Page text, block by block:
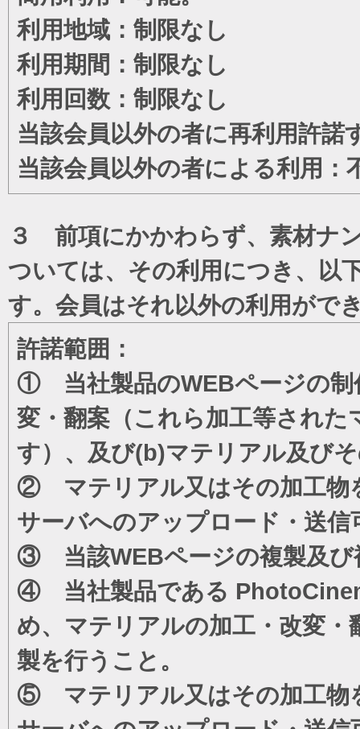
利用地域：制限なし
利用期間：制限なし
利用回数：制限なし
当該会員以外の者に再利用許諾
当該会員以外の者による利用：
３ 前項にかかわらず、素材ナ
ついては、その利用につき、以
す。会員はそれ以外の利用がで
許諾範囲：
① 当社製品のWEBページの制
変・翻案（これら加工等され
す）、及び(b)マテリアル及び
② マテリアル又はその加工物
サーバへのアップロード・送信
③ 当該WEBページの複製及び
④ 当社製品である
め、マテリアルの加工・改変
製を行うこと。
⑤ マテリアル又はその加工物